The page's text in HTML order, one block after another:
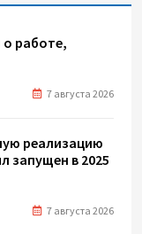
работе,
7 августа 2026
реализацию
запущен в 2025
7 августа 2026